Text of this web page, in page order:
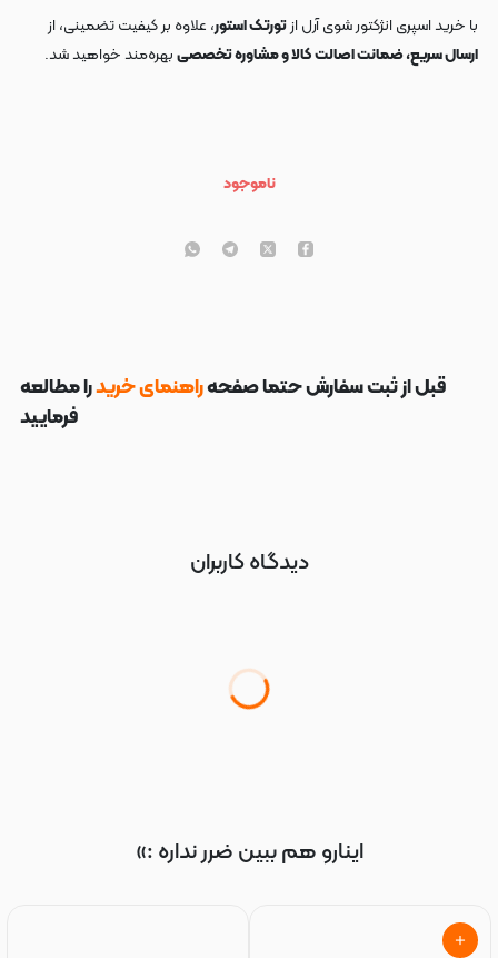
با خرید اسپری انژکتور شوی آرل ازتورتک استور، علاوه بر کیفیت تضمینی، از
ارسال سریع، ضمانت اصالت کالا و مشاوره تخصصیبهره‌مند خواهید شد.
ناموجود
قبل از ثبت سفارش حتما صفحهراهنمای خریدرا مطالعه
فرمایید
دیدگاه کاربران
اینارو هم ببین ضرر نداره :»